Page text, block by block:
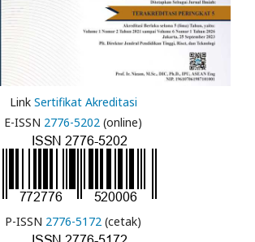
Link Sertifikat Akreditasi
E-ISSN 2776-5202 (online)
P-ISSN 2776-5172 (cetak)